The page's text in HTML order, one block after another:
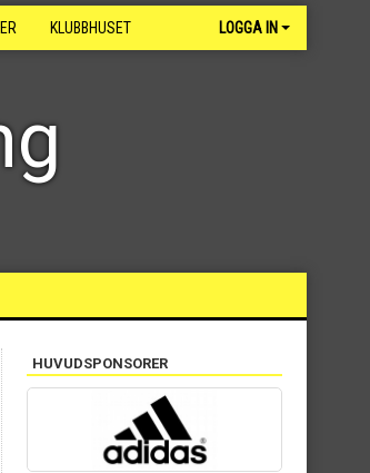
KLUBBHUSET LOGGA IN
HUVUDSPONSORER